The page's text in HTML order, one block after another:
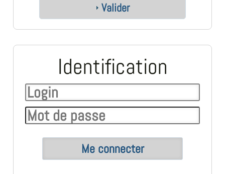
Valider
Identification